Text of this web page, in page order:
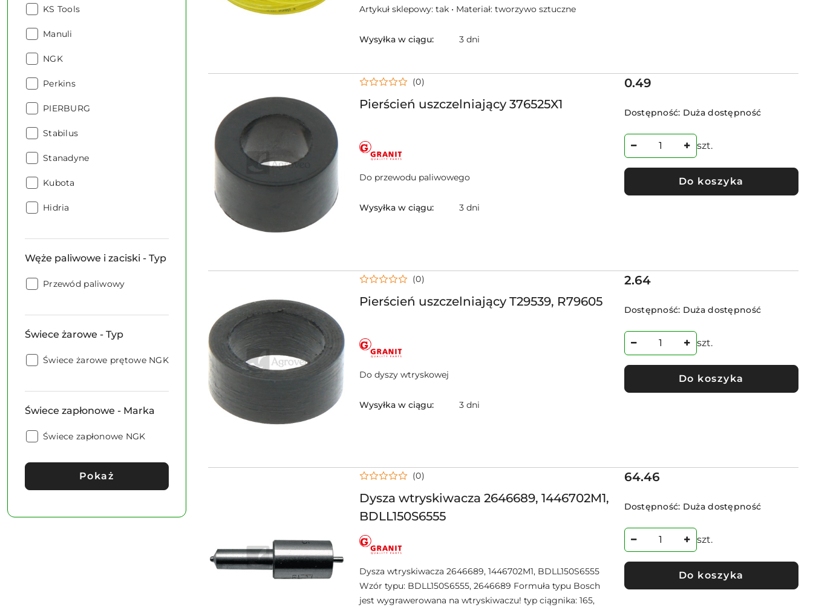
Producent:
KS Tools
Producent:
Manuli
Producent:
NGK
Producent:
Perkins
Producent:
PIERBURG
Producent:
Stabilus
Producent:
Stanadyne
Producent:
Kubota
Producent:
Hidria
Węże paliwowe i zaciski - Typ
Węże
-
Przewód paliwowy
Świece żarowe - Typ
Świece
Świece żarowe prętowe NGK
Świece zapłonowe - Marka
Świece
-
Świece zapłonowe NGK
Pokaż
Artykuł sklepowy: tak • Materiał: tworzywo sztuczne
Wysyłka w ciągu: 3 dni
Pierścień uszczelniający 376525X1
(0)
NAZWA
PRODUCENTA:
GRANIT
Do przewodu paliwowego
Wysyłka w ciągu: 3 dni
Cena:
0.49
Dostępność: Duża dostępność
szt.
Do koszyka
Pierścień uszczelniający T29539, R79605
(0)
NAZWA
PRODUCENTA:
GRANIT
Do dyszy wtryskowej
Wysyłka w ciągu: 3 dni
Cena:
2.64
Dostępność: Duża dostępność
szt.
Do koszyka
Dysza wtryskiwacza 2646689, 1446702M1,
BDLL150S6555
(0)
NAZWA
PRODUCENTA:
GRANIT
Dysza wtryskiwacza 2646689, 1446702M1, BDLL150S6555
Wzór typu: BDLL150S6555, 2646689 Formuła typu Bosch
jest wygrawerowana na wtryskiwaczu! typ ciągnika: 165,
Cena:
64.46
Dostępność: Duża dostępność
szt.
Do koszyka